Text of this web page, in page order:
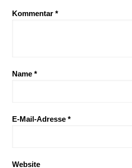
Kommentar *
Name *
E-Mail-Adresse *
Website